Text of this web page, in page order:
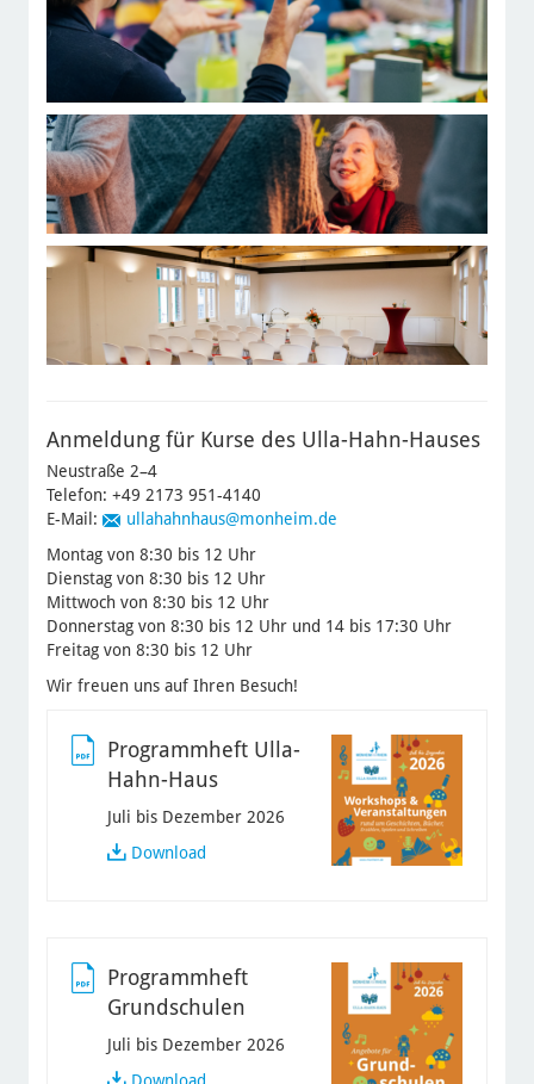
Anmeldung für Kurse des Ulla-Hahn-Hauses
Neustraße 2–4
Telefon: +49 2173 951-4140
E-Mail:
ullahahnhaus@monheim.de
Montag von 8:30 bis 12 Uhr
Dienstag von 8:30 bis 12 Uhr
Mittwoch von 8:30 bis 12 Uhr
Donnerstag von 8:30 bis 12 Uhr und 14 bis 17:30 Uhr
Freitag von 8:30 bis 12 Uhr
Wir freuen uns auf Ihren Besuch!
Programmheft Ulla-
Hahn-Haus
Juli bis Dezember 2026
DownloadProgrammheft
Programmheft
Grundschulen
Juli bis Dezember 2026
DownloadProgrammheft